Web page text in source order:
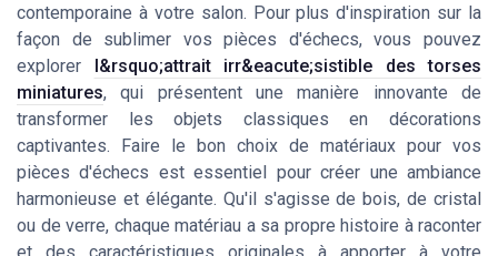
contemporaine à votre salon. Pour plus d'inspiration sur la
façon de sublimer vos pièces d'échecs, vous pouvez
explorer l&rsquo;attrait irr&eacute;sistible des torses
miniatures, qui présentent une manière innovante de
transformer les objets classiques en décorations
captivantes. Faire le bon choix de matériaux pour vos
pièces d'échecs est essentiel pour créer une ambiance
harmonieuse et élégante. Qu'il s'agisse de bois, de cristal
ou de verre, chaque matériau a sa propre histoire à raconter
et des caractéristiques originales à apporter à votre